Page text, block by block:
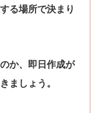
る場所で決まり
か、即日作成が
ましょう。